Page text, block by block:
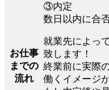
お仕事
までの
流れ
③内定
数日以内に合
就業先によっ
致します！
終業前に実際
働くイメージ